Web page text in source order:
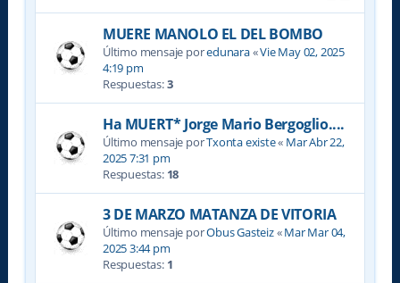
MUERE MANOLO EL DEL BOMBO
Último mensaje poredunara«Vie May 02, 2025
4:19 pm
Respuestas:3
Ha MUERT* Jorge Mario Bergoglio....
Último mensaje porTxonta existe« Mar Abr 22,
2025 7:31 pm
Respuestas: 18
3 DE MARZO MATANZA DE VITORIA
Último mensaje porObus Gasteiz«Mar Mar 04,
2025 3:44 pm
Respuestas: 1